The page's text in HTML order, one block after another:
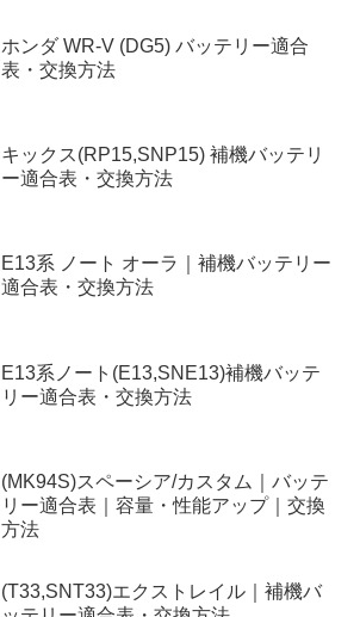
ホンダ WR-V (DG5) バッテリー適合
表・交換方法
キックス(RP15,SNP15) 補機バッテリ
ー適合表・交換方法
E13系 ノート オーラ｜補機バッテリー
適合表・交換方法
E13系ノート(E13,SNE13)補機バッテ
リー適合表・交換方法
(MK94S)スペーシア/カスタム｜バッテ
リー適合表｜容量・性能アップ｜交換
方法
(T33,SNT33)エクストレイル｜補機バ